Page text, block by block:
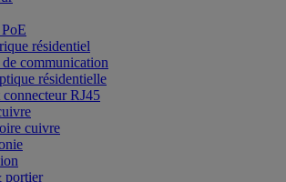
résidentiel
communication
résidentielle
connecteur RJ45
cuivre
portier